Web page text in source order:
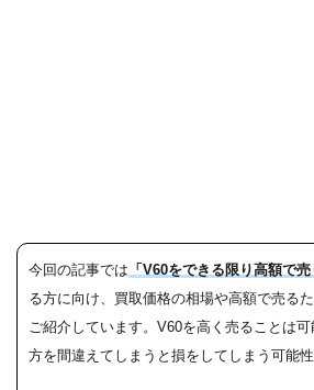
今回の記事では 「V60をできる限り高額で売
る方に向け、買取価格の相場や高額で売る
ご紹介しています。V60を高く売ることは
方を間違えてしまうと損をしてしまう可能性